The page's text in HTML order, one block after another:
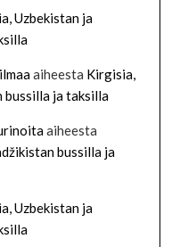
Uzbekistan ja
aiheesta Kirgisia,
bussilla ja taksilla
aiheesta
bussilla ja
Uzbekistan ja